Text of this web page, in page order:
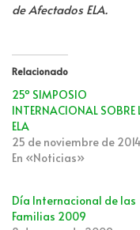
de Afectados ELA.
Relacionado
25º SIMPOSIO
INTERNACIONAL SOBRE
ELA
25 de noviembre de 2014
En «Noticias»
Día Internacional de las
Familias 2009